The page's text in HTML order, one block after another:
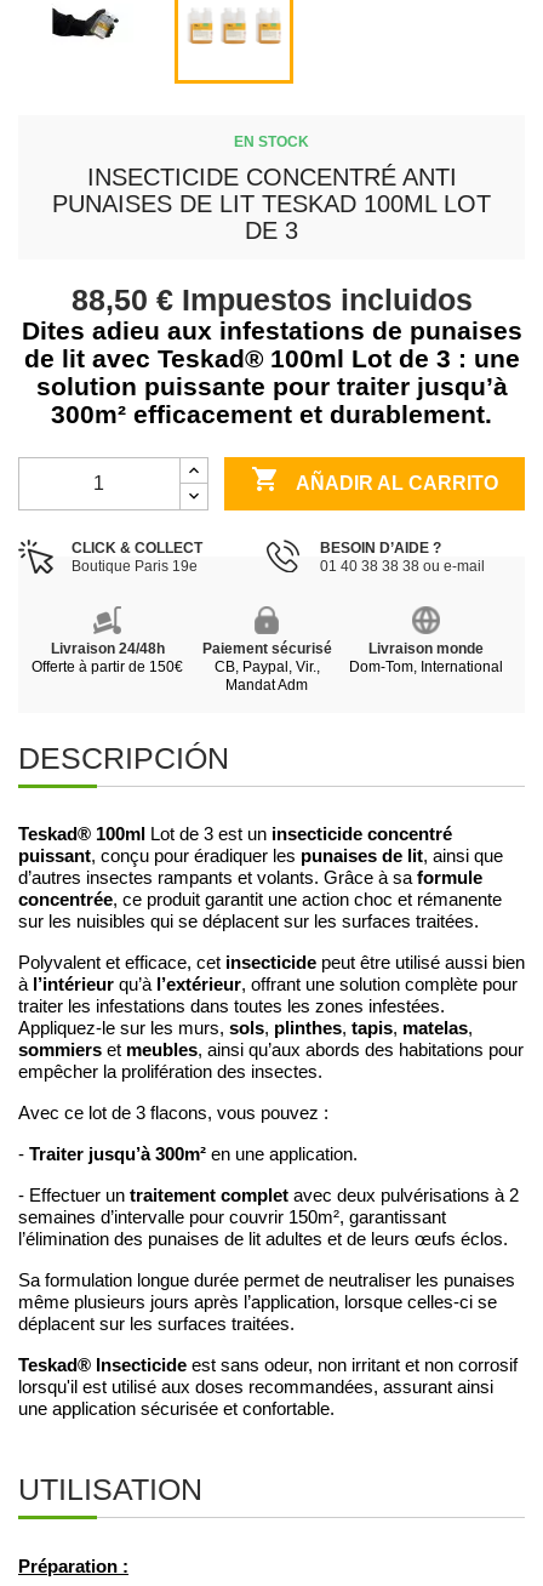
EN STOCK
INSECTICIDE CONCENTRÉ ANTI
PUNAISES DE LIT TESKAD 100ML LOT
DE 3
88,50 € Impuestos incluidos
Dites adieu aux infestations de punaises
de lit avec Teskad® 100ml Lot de 3 : une
solution puissante pour traiter jusqu’à
300m² efficacement et durablement.
 AÑADIR AL CARRITO
CLICK & COLLECT
Boutique Paris 19e
BESOIN D’AIDE ?
01 40 38 38 38 ou e-mail
Livraison 24/48h
Offerte à partir de 150€
Paiement sécurisé
CB, Paypal, Vir.,
Mandat Adm
Livraison monde
Dom-Tom, International
DESCRIPCIÓN
Teskad® 100ml Lot de 3 est un insecticide concentré
puissant, conçu pour éradiquer les punaises de lit, ainsi que
d’autres insectes rampants et volants. Grâce à sa formule
concentrée, ce produit garantit une action choc et rémanente
sur les nuisibles qui se déplacent sur les surfaces traitées.
Polyvalent et efficace, cet insecticide peut être utilisé aussi bien
à l’intérieur qu’à l’extérieur, offrant une solution complète pour
traiter les infestations dans toutes les zones infestées.
Appliquez-le sur les murs, sols, plinthes, tapis, matelas,
sommiers et meubles, ainsi qu’aux abords des habitations pour
empêcher la prolifération des insectes.
Avec ce lot de 3 flacons, vous pouvez :
- Traiter jusqu’à 300m² en une application.
- Effectuer un traitement complet avec deux pulvérisations à 2
semaines d’intervalle pour couvrir 150m², garantissant
l’élimination des punaises de lit adultes et de leurs œufs éclos.
Sa formulation longue durée permet de neutraliser les punaises
même plusieurs jours après l’application, lorsque celles-ci se
déplacent sur les surfaces traitées.
Teskad® Insecticide est sans odeur, non irritant et non corrosif
lorsqu'il est utilisé aux doses recommandées, assurant ainsi
une application sécurisée et confortable.
UTILISATION
Préparation :